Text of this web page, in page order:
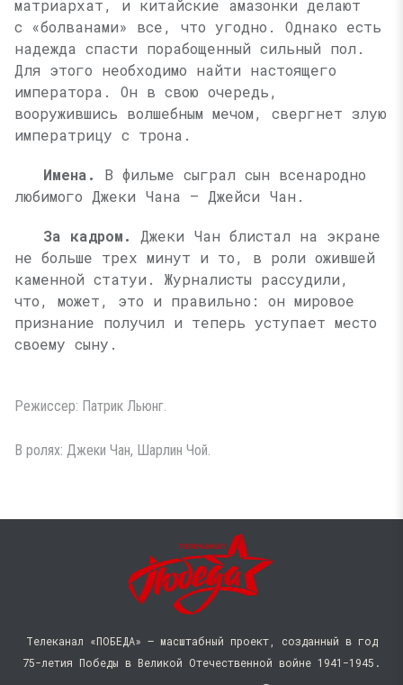
матриархат, и китайские амазонки делают
с «болванами» все, что угодно. Однако есть
надежда спасти порабощенный сильный пол.
Для этого необходимо найти настоящего
императора. Он в свою очередь,
вооружившись волшебным мечом, свергнет злую
императрицу с трона.
Имена.
В фильме сыграл сын всенародно
любимого Джеки Чана — Джейси Чан.
За кадром.
Джеки Чан блистал на экране
не больше трех минут и то, в роли ожившей
каменной статуи. Журналисты рассудили,
что, может, это и правильно: он мировое
признание получил и теперь уступает место
своему сыну.
Режиссер: Патрик Льюнг.
В ролях: Джеки Чан, Шарлин Чой.
Телеканал «ПОБЕДА» — масштабный проект, созданный в год
75-летия Победы в Великой Отечественной войне 1941−1945.